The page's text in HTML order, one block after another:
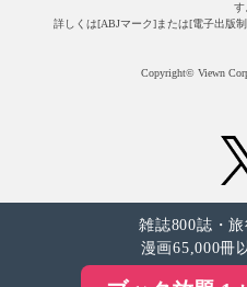
す
詳しくは[ABJマーク]または[電子出版
Copyright© Viewn
雑誌800誌・
漫画65,000冊